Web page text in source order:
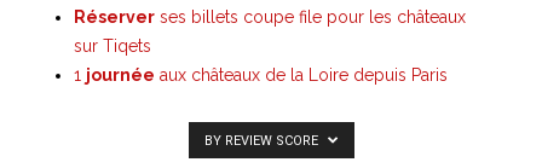
Réserver ses billets coupe file pour les châteaux
sur Tiqets
1 journée aux châteaux de la Loire depuis Paris
BY REVIEW SCORE